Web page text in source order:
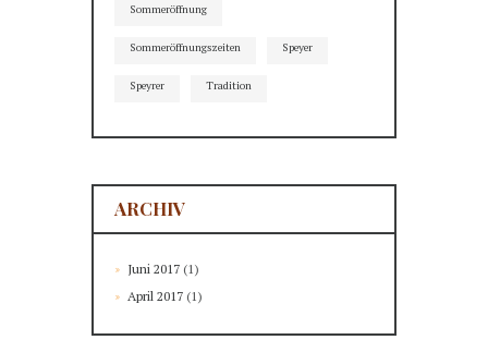
Sommeröffnung
Sommeröffnungszeiten Speyer
Speyrer Tradition
ARCHIV
Juni2017 (1)
April2017 (1)